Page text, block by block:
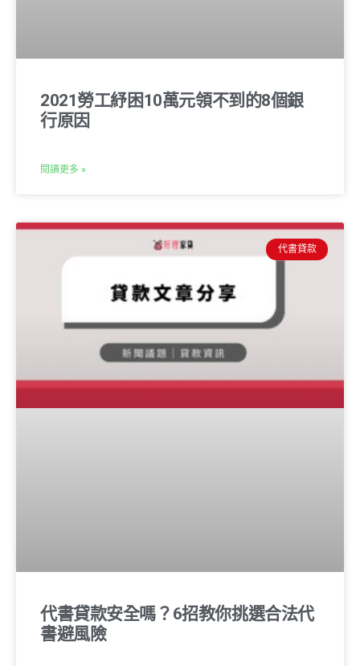
2021勞工紓困10萬元領不到的8個銀
行原因
閱讀更多 »
代書貸款
代書貸款安全嗎？6招教你挑選合法代
書避風險